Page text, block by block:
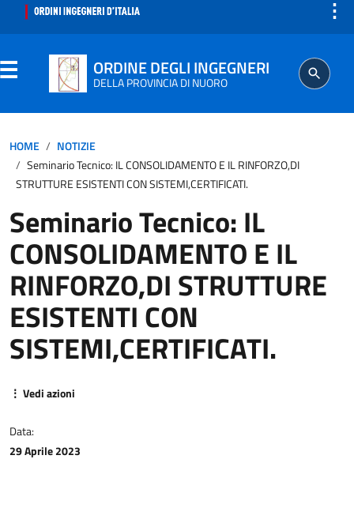
⋮
ORDINE DEGLI INGEGNERI
DELLA PROVINCIA DI NUORO
SEGRETERIA
ISCRITTO
PROFESSIONE
AGGIORNAMENTO PROFESSIONALE
HOME
NOTIZIE
Seminario Tecnico: IL CONSOLIDAMENTO E IL RINFORZO,DI
STRUTTURE ESISTENTI CON SISTEMI,CERTIFICATI.
Seminario Tecnico: IL
CONSOLIDAMENTO E IL
RINFORZO,DI STRUTTURE
ESISTENTI CON
SISTEMI,CERTIFICATI.
⋮ Vedi azioni
Data:
29 Aprile 2023